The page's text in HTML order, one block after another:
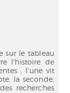
sur le tableau
l'histoire de
; l'une vit
la seconde,
recherches